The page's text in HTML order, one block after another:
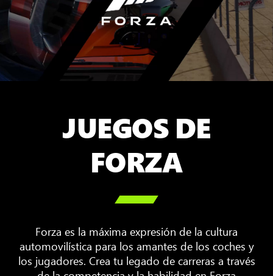
JUEGOS DE
FORZA

Forza es la máxima expresión de la cultura
automovilística para los amantes de los coches y
los jugadores. Crea tu legado de carreras a través